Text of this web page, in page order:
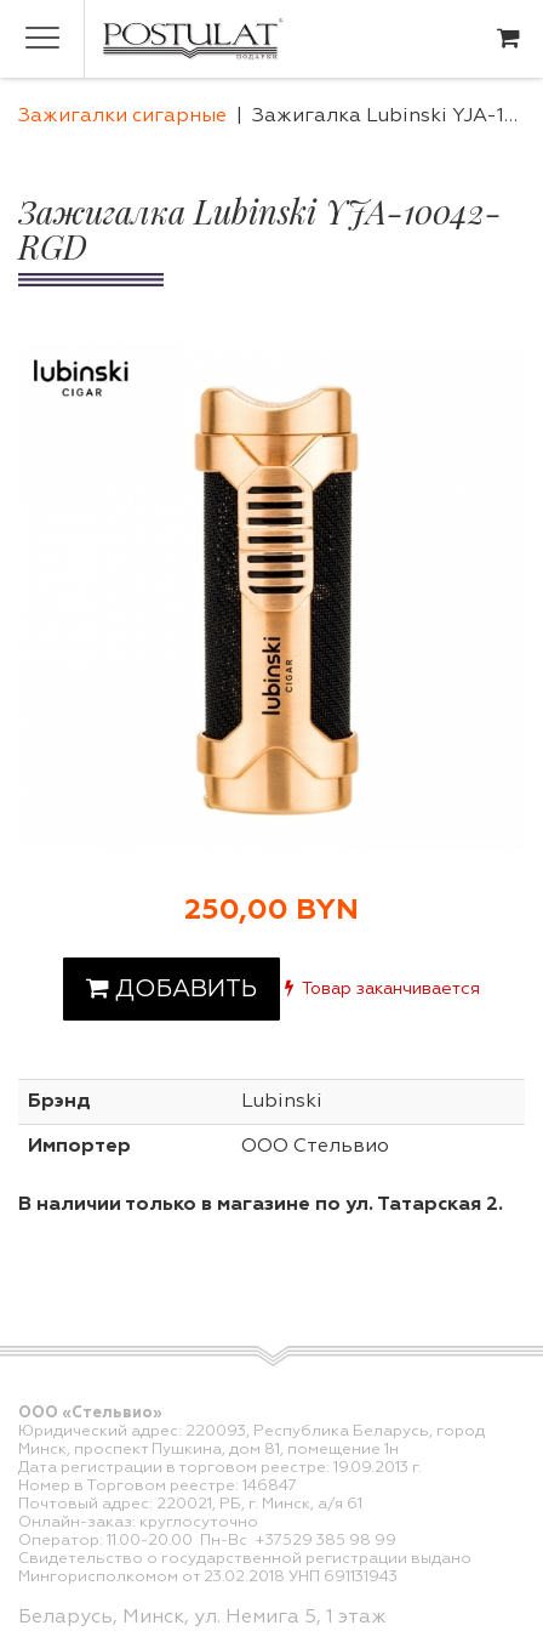
Зажигалки сигарные Зажигалка Lubinski YJA-10042-RGD
Зажигалка Lubinski YJA-10042-
RGD
250,00 BYN
ДОБАВИТЬ Товар заканчивается
Брэнд Lubinski
Импортер ООО Стельвио
В наличии только в магазине по ул. Татарская 2.
ООО «Стельвио»
Юридический адрес: 220093, Республика Беларусь, город
Минск, проспект Пушкина, дом 81, помещение 1н
Дата регистрации в торговом реестре: 19.09.2013 г.
Номер в Торговом реестре: 146847
Почтовый адрес: 220021, РБ, г. Минск, а/я 61
Онлайн-заказ: круглосуточно
Оператор: 11.00-20.00 Пн-Вс +37529 385 98 99
Свидетельство о государственной регистрации выдано
Мингорисполкомом от 23.02.2018 УНП 691131943
Беларусь, Минск, ул. Немига 5, 1 этаж